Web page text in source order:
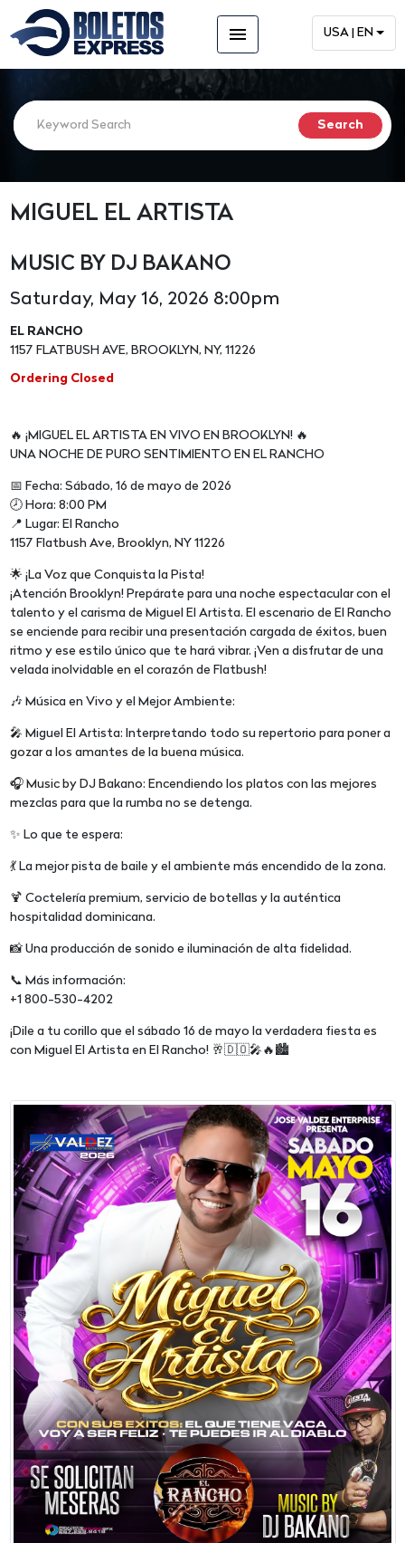
menu USA | EN
MIGUEL EL ARTISTA
MUSIC BY DJ BAKANO
Saturday, May 16, 2026 8:00pm
EL RANCHO
1157 FLATBUSH AVE, BROOKLYN, NY, 11226
Ordering Closed
🔥 ¡MIGUEL EL ARTISTA EN VIVO EN BROOKLYN! 🔥
UNA NOCHE DE PURO SENTIMIENTO EN EL RANCHO
📅 Fecha: Sábado, 16 de mayo de 2026
🕗 Hora: 8:00 PM
📍 Lugar: El Rancho
1157 Flatbush Ave, Brooklyn, NY 11226
🌟 ¡La Voz que Conquista la Pista!
¡Atención Brooklyn! Prepárate para una noche espectacular con el
talento y el carisma de Miguel El Artista. El escenario de El Rancho
se enciende para recibir una presentación cargada de éxitos, buen
ritmo y ese estilo único que te hará vibrar. ¡Ven a disfrutar de una
velada inolvidable en el corazón de Flatbush!
🎶 Música en Vivo y el Mejor Ambiente:
🎤 Miguel El Artista: Interpretando todo su repertorio para poner a
gozar a los amantes de la buena música.
🎧 Music by DJ Bakano: Encendiendo los platos con las mejores
mezclas para que la rumba no se detenga.
✨ Lo que te espera:
💃 La mejor pista de baile y el ambiente más encendido de la zona.
🍹 Coctelería premium, servicio de botellas y la auténtica
hospitalidad dominicana.
📸 Una producción de sonido e iluminación de alta fidelidad.
📞 Más información:
+1 800-530-4202
¡Dile a tu corillo que el sábado 16 de mayo la verdadera fiesta es
con Miguel El Artista en El Rancho! 🥂🇩🇴🎤🔥🏙️